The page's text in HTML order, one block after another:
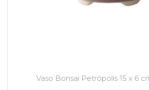
Vaso Bonsai Petrópolis 15 x 6